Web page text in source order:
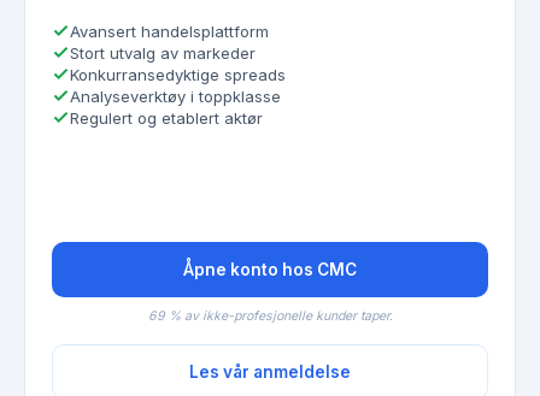
Avansert handelsplattform
Stort utvalg av markeder
Konkurransedyktige spreads
Analyseverktøy i toppklasse
Regulert og etablert aktør
Åpne konto hos CMC
69 % av ikke-profesjonelle kunder taper.
Les vår anmeldelse